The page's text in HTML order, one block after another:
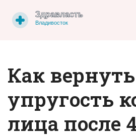
Как вернуть
упругость
лица после